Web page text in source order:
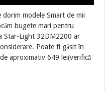
modele Smart de mii
bugete mari pentru
Star-Light 32DM2200 ar
Poate fi găsit în
aproximativ 649 lei(verifică